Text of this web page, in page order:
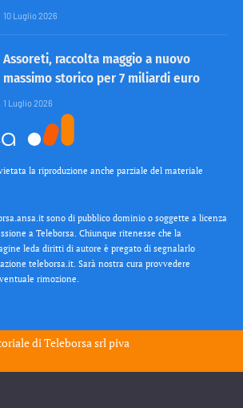
10 Luglio 2026
Assoreti, raccolta maggio a nuovo
massimo storico per 7 miliardi euro
1 Luglio 2026
la riproduzione anche parziale del materiale
sono di pubblico dominio o soggette a licenza
a Teleborsa. Chiunque ritenesse che la
leda diritti di autore è pregato di segnalarlo
teleborsa.it. Sarà nostra cura provvedere
rimozione.
diTeleborsa srl piva